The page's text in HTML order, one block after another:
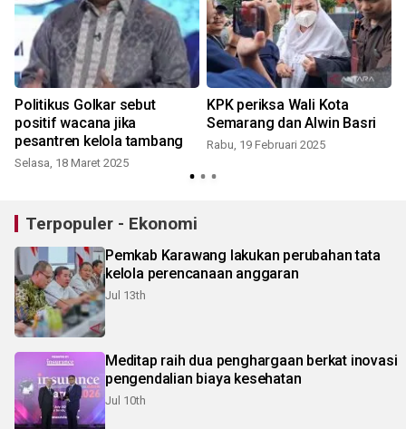
Politikus Golkar sebut
positif wacana jika
pesantren kelola tambang
Selasa, 18 Maret 2025
KPK periksa Wali Kota
Semarang dan Alwin Basri
Rabu, 19 Februari 2025
Terpopuler - Ekonomi
Pemkab Karawang lakukan perubahan tata
kelola perencanaan anggaran
Jul 13th
Meditap raih dua penghargaan berkat inovasi
pengendalian biaya kesehatan
Jul 10th